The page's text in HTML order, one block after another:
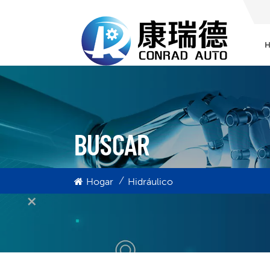
BUSCAR
Hogar / Hidráulico